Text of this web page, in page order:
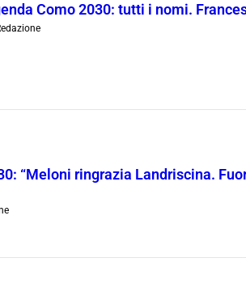
Como 2030: tutti i nomi.
“Meloni ringrazia Landriscina.